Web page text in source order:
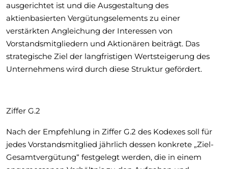
ausgerichtet ist und die Ausgestaltung des
aktienbasierten Vergütungselements zu einer
verstärkten Angleichung der Interessen von
Vorstandsmitgliedern und Aktionären beiträgt. Das
strategische Ziel der langfristigen Wertsteigerung des
Unternehmens wird durch diese Struktur gefördert.
Ziffer G.2
Nach der Empfehlung in Ziffer G.2 des Kodexes soll für
jedes Vorstandsmitglied jährlich dessen konkrete „Ziel-
Gesamtvergütung“ festgelegt werden, die in einem